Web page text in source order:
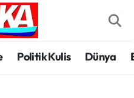
Politik Kulis Dünya